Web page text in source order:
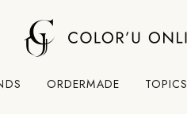
ORDERMADE TOPICS